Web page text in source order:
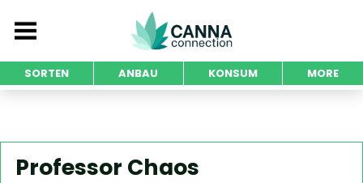
SORTEN ANBAU KONSUM MORE
Professor Chaos